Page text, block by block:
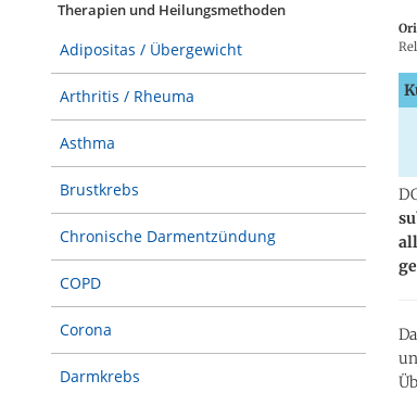
Therapien und Heilungsmethoden
Adipositas / Übergewicht
Arthritis / Rheuma
Asthma
Brustkrebs
Chronische Darmentzündung
COPD
Corona
Darmkrebs